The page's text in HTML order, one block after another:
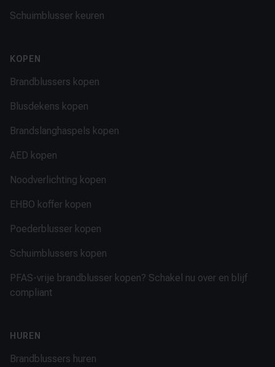
Schuimblusser keuren
KOPEN
Brandblussers kopen
Blusdekens kopen
Brandslanghaspels kopen
AED kopen
Noodverlichting kopen
EHBO koffer kopen
Poederblusser kopen
Schuimblussers kopen
PFAS-vrije brandblusser kopen? Schakel nu over en blijf
compliant
HUREN
Brandblussers huren